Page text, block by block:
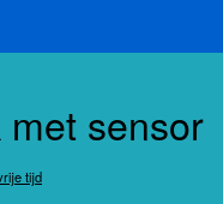
sensor
tijd